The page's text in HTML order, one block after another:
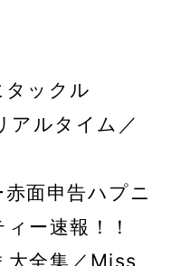
ックル
ルタイム／
面申告ハプニ
ー速報！！
全集／Miss